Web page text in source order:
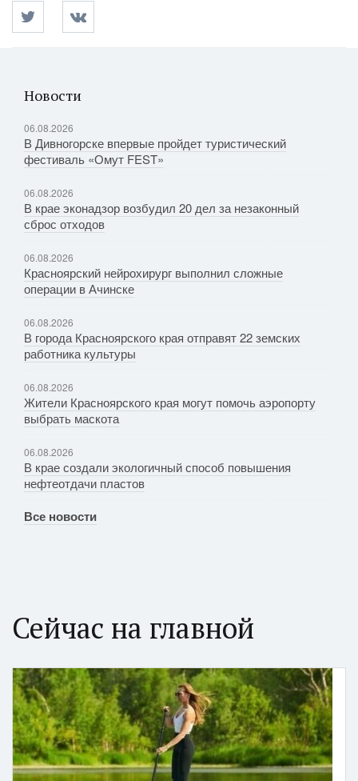
Новости
06.08.2026
В Дивногорске впервые пройдет туристический
фестиваль «Омут FEST»
06.08.2026
В крае эконадзор возбудил 20 дел за незаконный
сброс отходов
06.08.2026
Красноярский нейрохирург выполнил сложные
операции в Ачинске
06.08.2026
В города Красноярского края отправят 22 земских
работника культуры
06.08.2026
Жители Красноярского края могут помочь аэропорту
выбрать маскота
06.08.2026
В крае создали экологичный способ повышения
нефтеотдачи пластов
Все новости
Сейчас на главной